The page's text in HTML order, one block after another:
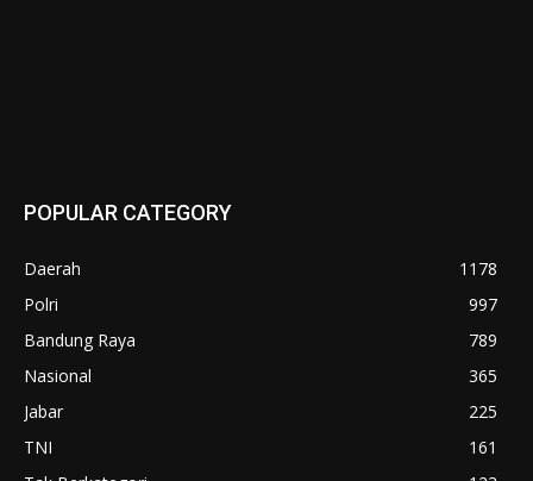
POPULAR CATEGORY
Daerah
1178
Polri
997
Bandung Raya
789
Nasional
365
Jabar
225
TNI
161